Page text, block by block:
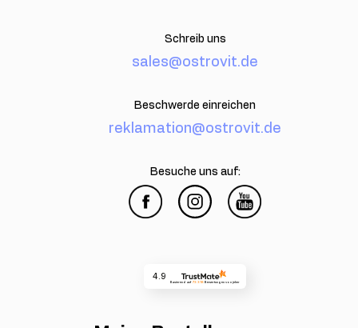
Schreib uns
sales@ostrovit.de
Beschwerde einreichen
reklamation@ostrovit.de
Besuche uns auf:
4.9
Basierend auf 73 318Bewertungen von jeher